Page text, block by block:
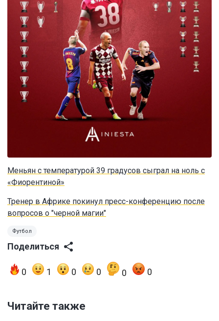
Меньян с температурой 39 градусов сыграл на ноль с
«Фиорентиной»
Тренер в Африке покинул пресс-конференцию после
вопросов о "черной магии"
Футбол
Поделиться
0 1 0 0 0 0
Читайте также